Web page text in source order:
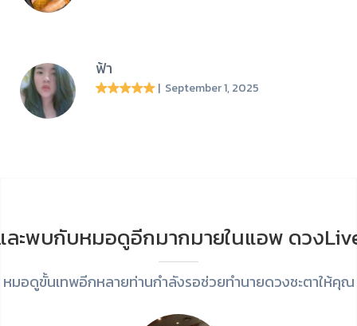
ฟ้า
| September 1, 2025
ละพบกับหมอดูอีกมากมายในแอพ ดวง
หมอดูขั้นเทพอีกหลายท่านกำลังรอช่วยทำนายดวงชะตาให้คุณ